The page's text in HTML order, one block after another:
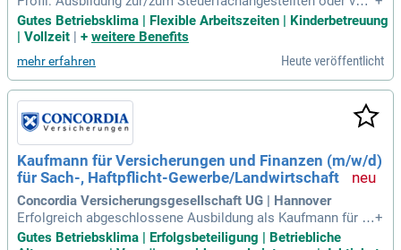
leichbare Qualifikation; Mehrjährige Berufserfahrung in einer
Steuerberatungskanzlei; Sicherer Umgang mit DATEV, ideale
chen Mandaten –
Gutes Betriebsklima | Flexible Arbeitszeiten | Kinderbetreuung
| Vollzeit | + weitere Benefits
mehr erfahren Heute veröffentlicht
Kaufmann für Versicherungen und Finanzen (m/w/d)
für Sach-, Haftpflicht-Gewerbe/Landwirtschaft
Concordia Versicherungsgesellschaft UG | Hannover
Erfolgreich abgeschlossene Ausbildung als Kaufmann für V
ersicherungen und Finanzen (m/w/d) oder vergleichbare Qua
+
Gutes Betriebsklima | Erfolgsbeteiligung | Betriebliche